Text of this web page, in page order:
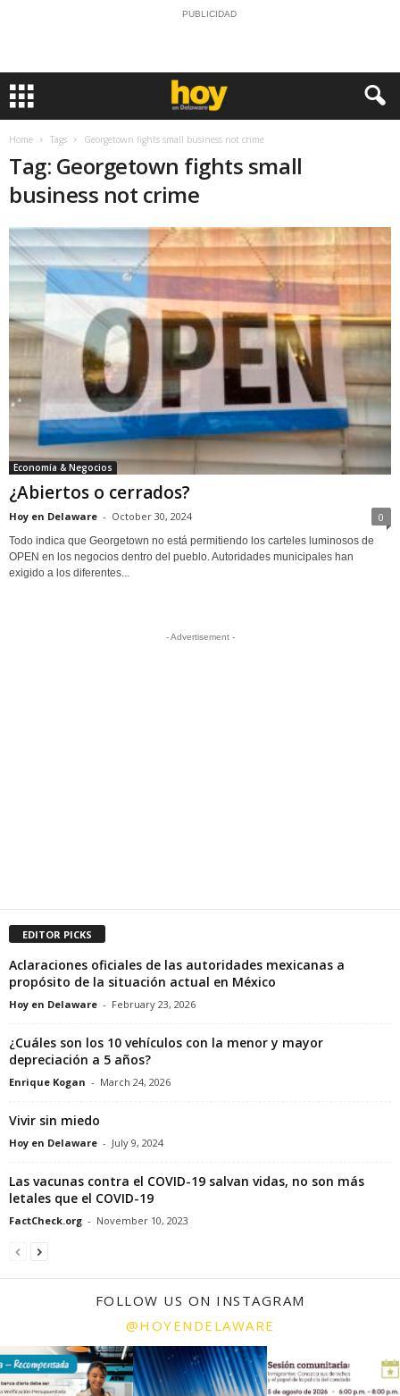
PUBLICIDAD
Home Tags Georgetown fights small business not crime
Tag: Georgetown fights small
business not crime
Economía & Negocios
¿Abiertos o cerrados?
Hoy en Delaware - October 30, 2024 0
Todo indica que Georgetown no está permitiendo los carteles luminosos de
OPEN en los negocios dentro del pueblo. Autoridades municipales han
exigido a los diferentes...
- Advertisement -
EDITOR PICKS
Aclaraciones oficiales de las autoridades mexicanas a
propósito de la situación actual en México
Hoy en Delaware - February 23, 2026
¿Cuáles son los 10 vehículos con la menor y mayor
depreciación a 5 años?
Enrique Kogan - March 24, 2026
Vivir sin miedo
Hoy en Delaware - July 9, 2024
Las vacunas contra el COVID-19 salvan vidas, no son más
letales que el COVID-19
FactCheck.org - November 10, 2023
FOLLOW US ON INSTAGRAM
@HOYENDELAWARE